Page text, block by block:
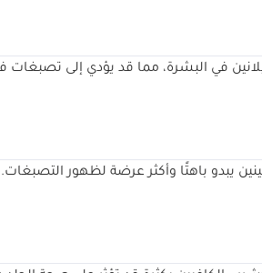
في البشرة، مما قد يؤدي إلى
يبدو باهتًا وأكثر عرضة لظهور التصبغات.